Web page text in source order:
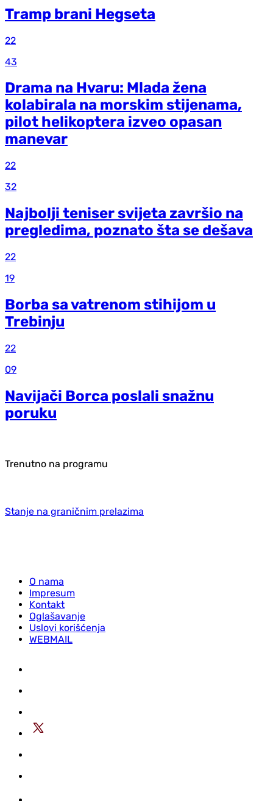
Tramp brani Hegseta
22
43
Drama na Hvaru: Mlada žena
kolabirala na morskim stijenama,
pilot helikoptera izveo opasan
manevar
22
32
Najbolji teniser svijeta završio na
pregledima, poznato šta se dešava
22
19
Borba sa vatrenom stihijom u
Trebinju
22
09
Navijači Borca poslali snažnu
poruku
Trenutno na programu
Stanje na graničnim prelazima
O nama
Impresum
Kontakt
Oglašavanje
Uslovi korišćenja
WEBMAIL